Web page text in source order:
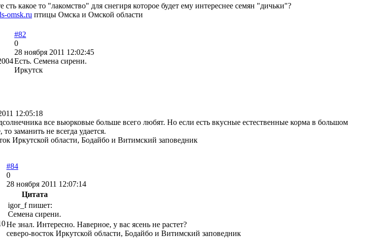
сть какое то "лакомство" для снегиря которое будет ему интереснее семян "дичьки"?
omsk.ru птицы Омска и Омской области
#82
0
28 ноября 2011 12:02:45
Есть. Семена сирени.
Иркутск
12:05:18
все вьюрковые больше всего любят. Но если есть вкусные естественные корма в большом
то заманить не всегда удается.
Иркутской области, Бодайбо и Витимский заповедник
#84
0
28 ноября 2011 12:07:14
Цитата
igor_f пишет:
Семена сирени.
Не знал. Интересно. Наверное, у вас ясень не растет?
северо-восток Иркутской области, Бодайбо и Витимский заповедник